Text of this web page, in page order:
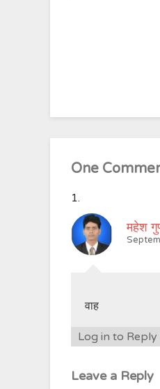
One
महेश
वाह
Log in to Reply
Leave a Reply